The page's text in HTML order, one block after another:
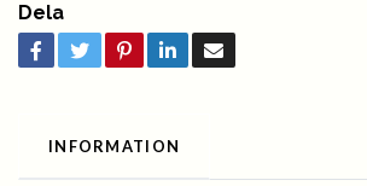
Dela
INFORMATION